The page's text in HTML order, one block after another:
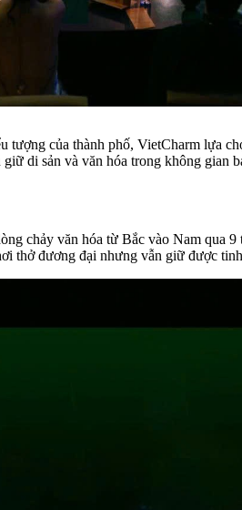
của thành phố, VietCharm lựa
di sản và văn hóa trong không gian
chảy văn hóa từ Bắc vào Nam qua
thở đương đại nhưng vẫn giữ được